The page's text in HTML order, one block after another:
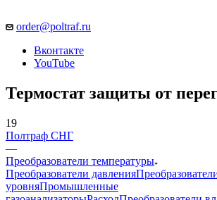
order@poltraf.ru
Вконтакте
YouTube
Термостат защиты от
19
Полтраф СНГ
—
Преобразователи температуры
Преобразователи давления
уровняПромышленные